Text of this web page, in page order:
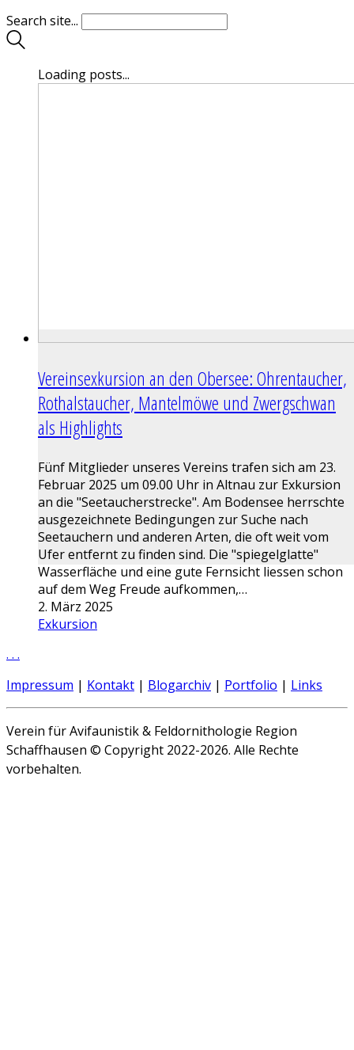
Search site...
Loading posts...
Vereinsexkursion an den Obersee: Ohrentaucher,
Rothalstaucher, Mantelmöwe und Zwergschwan
als Highlights
Fünf Mitglieder unseres Vereins trafen sich am 23.
Februar 2025 um 09.00 Uhr in Altnau zur Exkursion
an die "Seetaucherstrecke". Am Bodensee herrschte
ausgezeichnete Bedingungen zur Suche nach
Seetauchern und anderen Arten, die oft weit vom
Ufer entfernt zu finden sind. Die "spiegelglatte"
Wasserfläche und eine gute Fernsicht liessen schon
auf dem Weg Freude aufkommen,…
2. März 2025
Exkursion
. . .
Impressum | Kontakt | Blogarchiv | Portfolio | Links
Verein für Avifaunistik & Feldornithologie Region
Schaffhausen © Copyright 2022-2026. Alle Rechte
vorbehalten.